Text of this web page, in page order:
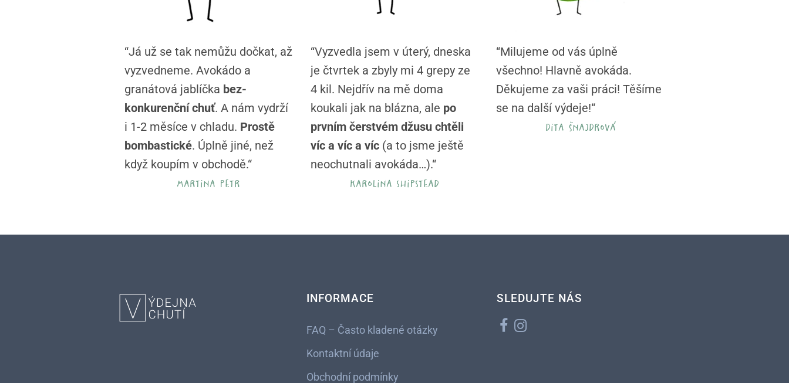
“Já už se tak nemůžu dočkat, až
vyzvedneme. Avokádo a
granátová jablíčka bez-
konkurenční chuť. A nám vydrží
i 1-2 měsíce v chladu. Prostě
bombastické. Úplně jiné, než
když koupím v obchodě.“
martina petr
“Vyzvedla jsem v úterý, dneska
je čtvrtek a zbyly mi 4 grepy ze
4 kil. Nejdřív na mě doma
koukali jak na blázna, ale po
prvním čerstvém džusu chtěli
víc a víc a víc(a to jsme ještě
neochutnali avokáda…).“
karolina shipstead
“Milujeme od vás úplně
všechno! Hlavně avokáda.
Děkujeme za vaši práci! Těšíme
se na další výdeje!“
dita šnajdrová
INFORMACE
FAQ – Často kladené otázky
Kontaktní údaje
Obchodní podmínky
SLEDUJTE NÁS